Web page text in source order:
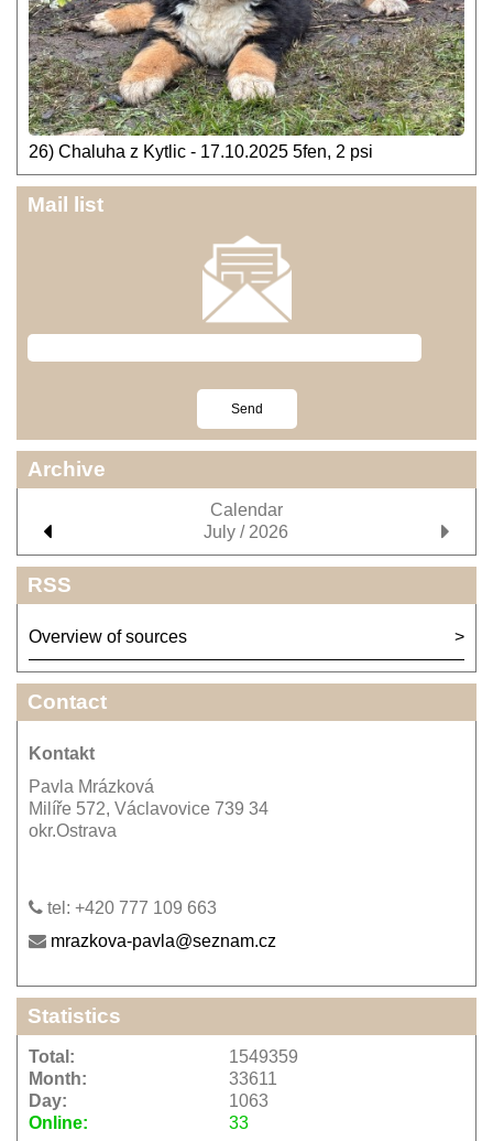
26) Chaluha z Kytlic - 17.10.2025 5fen, 2 psi
Mail list
Archive
Calendar
July / 2026
RSS
Overview of sources
Contact
Kontakt
Pavla Mrázková
Milíře 572, Václavovice 739 34
okr.Ostrava
tel: +420 777 109 663
mrazkova-pavla@seznam.cz
Statistics
Online: 33
Total:
1549359
Month:
33611
Day:
1063